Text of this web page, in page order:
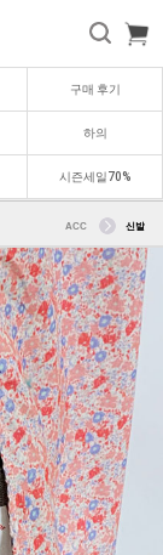
구매 후기
하의
시즌세일70%
ACC 신발